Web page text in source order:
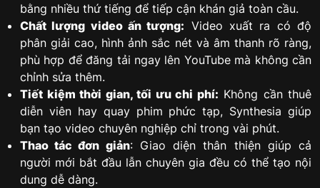
bằng nhiều thứ tiếng để tiếp cận khán giả toàn cầu.
Chất lượng video ấn tượng: Video xuất ra có độ
phân giải cao, hình ảnh sắc nét và âm thanh rõ ràng,
phù hợp để đăng tải ngay lên YouTube mà không cần
chỉnh sửa thêm.
Tiết kiệm thời gian, tối ưu chi phí: Không cần thuê
diễn viên hay quay phim phức tạp, Synthesia giúp
bạn tạo video chuyên nghiệp chỉ trong vài phút.
Thao tác đơn giản: Giao diện thân thiện giúp cả
người mới bắt đầu lẫn chuyên gia đều có thể tạo nội
dung dễ dàng.